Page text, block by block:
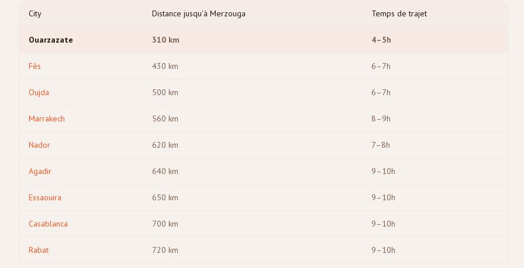
City Distance jusqu'à Merzouga Temps de trajet
Ouarzazate 310 km 4–5h
Fès 430 km 6–7h
Oujda 500 km 6–7h
Marrakech 560 km 8–9h
Nador 620 km 7–8h
Agadir 640 km 9–10h
Essaouira 650 km 9–10h
Casablanca 700 km 9–10h
Rabat 720 km 9–10h